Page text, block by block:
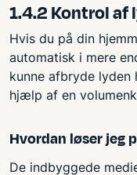
1.4.2 Kontrol af
Hvis du på din
automatisk i mere
kunne afbryde lyden
hjælp af en
Hvordan løser jeg
De indbyggede